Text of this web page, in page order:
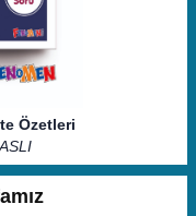
Özetleri